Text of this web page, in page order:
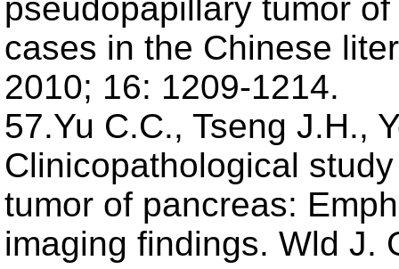
pseudopapillary tumor
cases in the Chinese
2010; 16: 1209-1214.
57.Yu C.C., Tseng J.H.,
Clinicopathological
tumor of pancreas:
imaging findings. Wld J.